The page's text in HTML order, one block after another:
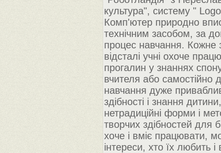
культура", систему "
Комп'ютер природно
технічним засобом, за
процес навчання. Кожне
відсталі учні охоче
прогалин у знаннях
вчителя або самостійно
навчання дуже
здібності і знання
нетрадиційні форми і
творчих здібностей для
хоче і вміє працювати,
інтереси, хто їх любить